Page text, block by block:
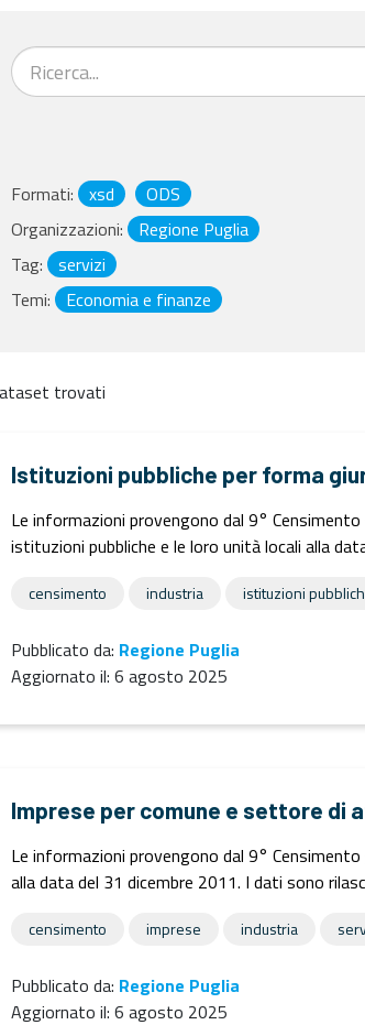
Formati: xsd
ODS
Organizzazioni:
Regione Puglia
Tag:
servizi
Temi:
Economia e finanze
trovati
Istituzioni pubbliche per forma
Le informazioni provengono dal 9°
istituzioni pubbliche e le loro unità locali alla
censimento industria istituzioni
Pubblicato da: Regione Puglia
Aggiornato il: 6 agosto 2025
Imprese per comune e settore di
Le informazioni provengono dal 9°
alla data del 31 dicembre 2011. I dati sono
censimento imprese industria
Pubblicato da: Regione Puglia
Aggiornato il: 6 agosto 2025